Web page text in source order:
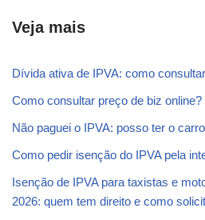
Veja mais
Dívida ativa de IPVA: como
Como consultar preço de biz
Não paguei o IPVA: posso ter o
Como pedir isenção do IPVA pela
Isenção de IPVA para taxistas e
2026: quem tem direito e como